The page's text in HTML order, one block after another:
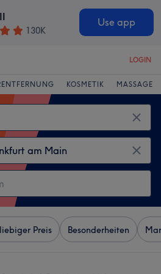
130K
Use app
LOGIN
KOSMETIK MASSAGE
Preis Besonderheiten